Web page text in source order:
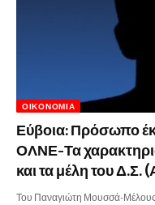
ΟΙΚΟΝΟΜΊΑ
Εύβοια: Πρόσωπο
ΟΛΝΕ-Τα
και τα μέλη του Δ.Σ.
Του Παναγιώτη Μουσσά-